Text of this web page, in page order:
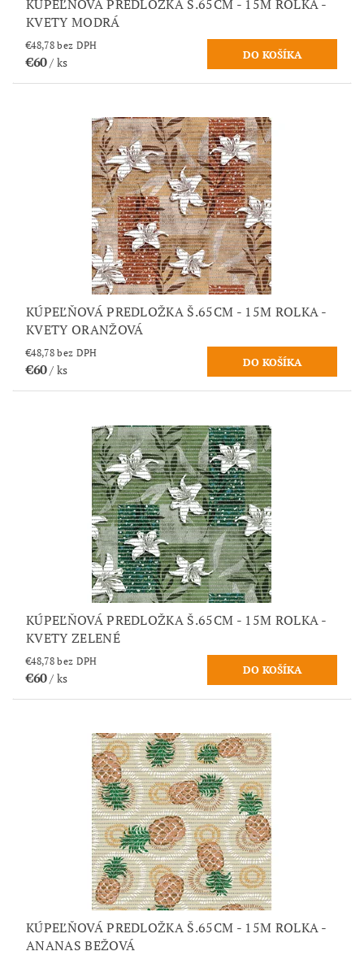
KÚPEĽŇOVÁ PREDLOŽKA Š.65CM - 15M ROLKA -
KVETY MODRÁ
€48,78 bez DPH
€60/ ks
KÚPEĽŇOVÁ PREDLOŽKA Š.65CM - 15M ROLKA -
KVETY ORANŽOVÁ
€48,78 bez DPH
€60/ ks
KÚPEĽŇOVÁ PREDLOŽKA Š.65CM - 15M ROLKA -
KVETY ZELENÉ
€48,78 bez DPH
€60/ ks
KÚPEĽŇOVÁ PREDLOŽKA Š.65CM - 15M ROLKA -
ANANAS BEŽOVÁ